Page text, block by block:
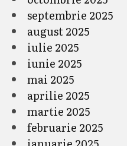
septembrie 2025
august 2025
iulie 2025
iunie 2025
mai 2025
aprilie 2025
martie 2025
februarie 2025